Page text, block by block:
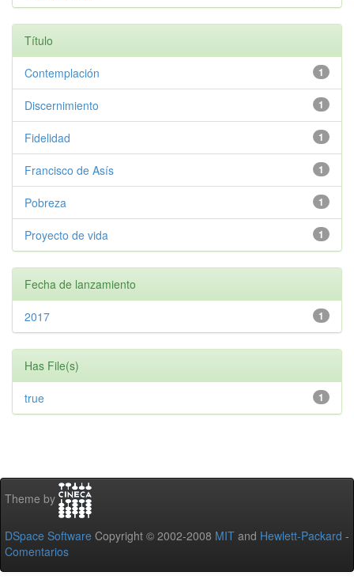
Título
1
Contemplación
1
Discernimiento
1
Fidelidad
1
Francisco de Asís
1
Pobreza
1
Proyecto de vida
Fecha de lanzamiento
1
2017
Has File(s)
1
true
Theme by
DSpace Software Copyright © 2002-2008 MIT and Hewlett-Packard -
Comentarios